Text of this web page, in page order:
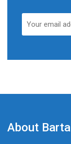
About Barta